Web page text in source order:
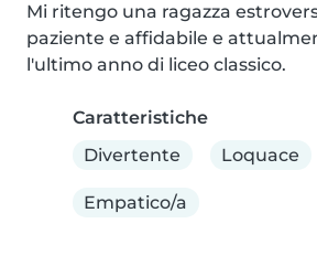
Mi ritengo una ragazza
paziente e affidabile e
l'ultimo anno di liceo classico.
Caratteristiche
Divertente
Loquace
Empatico/a